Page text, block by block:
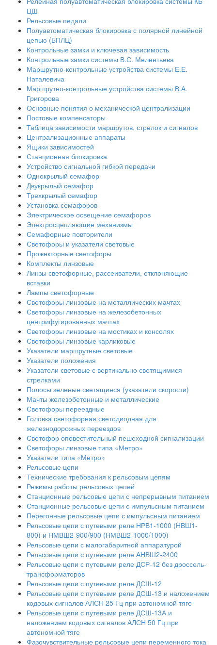
ЦШ
Рельсовые педали
Полуавтоматическая блокировка с полярной линейной
цепью (БПЛЦ)
Контрольные замки и ключевая зависимость
Контрольные замки системы В.С. Мелентьева
Маршрутно-контрольные устройства системы Е.Е.
Наталевича
Маршрутно-контрольные устройства системы В.А.
Григорова
Основные понятия о механической централизации
Постовые компенсаторы
Таблица зависимости маршрутов, стрелок и сигналов
Централизационные аппараты
Ящики зависимостей
Станционная блокировка
Устройство сигнальной гибкой передачи
Однокрылый семафор
Двукрылый семафор
Трехкрылый семафор
Установка семафоров
Электрическое освещение семафоров
Электросцепляющие механизмы
Семафорные повторители
Светофоры и указатели световые
Прожекторные светофоры
Комплекты линзовые
Линзы светофорные, рассеиватели, отклоняющие
вставки
Лампы светофорные
Светофоры линзовые на металлических мачтах
Светофоры линзовые на железобетонных
центрифугированных мачтах
Светофоры линзовые на мостиках и консолях
Светофоры линзовые карликовые
Указатели маршрутные световые
Указатели положения
Указатели световые с вертикально светящимися
стрелками
Полосы зеленые светящиеся (указатели скорости)
Мачты железобетонные и металлические
Светофоры переездные
Головка светофорная светодиодная для
железнодорожных переездов
Светофор оповестительный пешеходной сигнализации
Светофоры линзовые типа «Метро»
Указатели типа «Метро»
Рельсовые цепи
Технические требования к рельсовым цепям
Режимы работы рельсовых цепей
Станционные рельсовые цепи с непрерывным питанием
Станционные рельсовые цепи с импульсным питанием
Перегонные рельсовые цепи с импульсным питанием
Рельсовые цепи с путевыми реле НРВ1-1000 (НВШ1-
800) и НМВШ2-900/900 (НМВШ2-1000/1000)
Рельсовые цепи с малогабаритной аппаратурой
Рельсовые цепи с путевыми реле АНВШ2-2400
Рельсовые цепи с путевыми реле ДСР-12 без дроссель-
трансформаторов
Рельсовые цепи с путевыми реле ДСШ-12
Рельсовые цепи с путевыми реле ДСШ-13 и наложением
кодовых сигналов АЛСН 25 Гц при автономной тяге
Рельсовые цепи с путевыми реле ДСШ-13А и
наложением кодовых сигналов АЛСН 50 Гц при
автономной тяге
Фазочувствительные рельсовые цепи переменного тока